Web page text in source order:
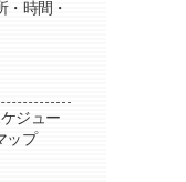
・時間・
ジュー
ップ